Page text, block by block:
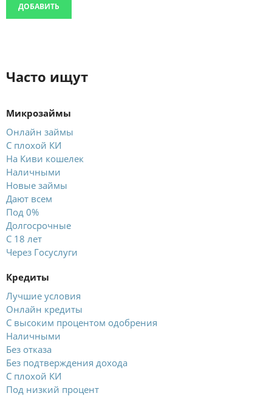
ДОБАВИТЬ
Часто ищут
Микрозаймы
Онлайн займы
С плохой КИ
На Киви кошелек
Наличными
Новые займы
Дают всем
Под 0%
Долгосрочные
С 18 лет
Через Госуслуги
Кредиты
Лучшие условия
Онлайн кредиты
С высоким процентом одобрения
Наличными
Без отказа
Без подтверждения дохода
С плохой КИ
Под низкий процент